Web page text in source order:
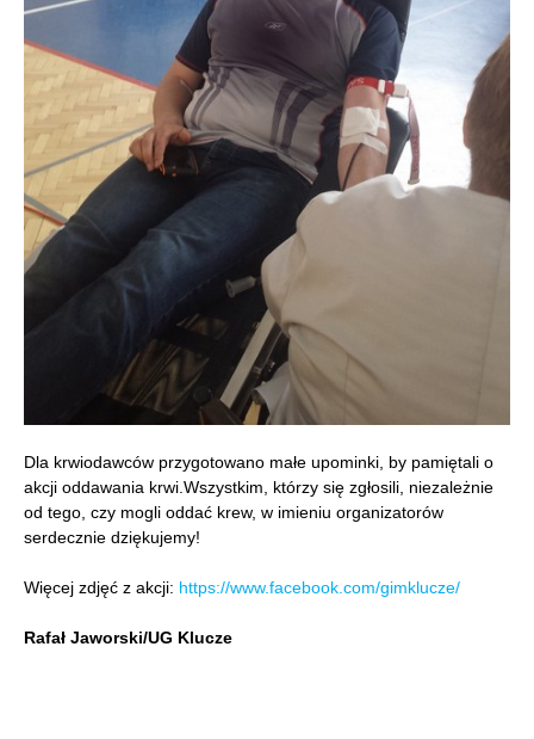
Dla krwiodawców przygotowano małe upominki, by pamiętali o
akcji oddawania krwi.Wszystkim, którzy się zgłosili, niezależnie
od tego, czy mogli oddać krew, w imieniu organizatorów
serdecznie dziękujemy!
Więcej zdjęć z akcji: https://www.facebook.com/gimklucze/
Rafał Jaworski/UG Klucze